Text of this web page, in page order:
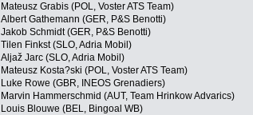
Mateusz Grabis (POL, Voster ATS Team)
Albert Gathemann (GER, P&S Benotti)
Jakob Schmidt (GER, P&S Benotti)
Tilen Finkst (SLO, Adria Mobil)
Aljaž Jarc (SLO, Adria Mobil)
Mateusz Kosta?ski (POL, Voster ATS Team)
Luke Rowe (GBR, INEOS Grenadiers)
Marvin Hammerschmid (AUT, Team Hrinkow Advarics)
Louis Blouwe (BEL, Bingoal WB)